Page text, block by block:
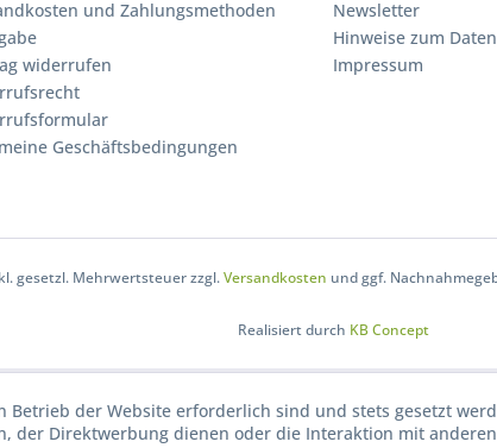
und Zahlungsmethoden
widerrufen
Geschäftsbedingungen
Newsletter
Hinweise zum
Impressum
gesetzl. Mehrwertsteuer zzgl.Versandkosten und ggf.
Realisiert durch KB Concept
der Website erforderlich sind und stets gesetzt
der Direktwerbung dienen oder die Interaktion mit